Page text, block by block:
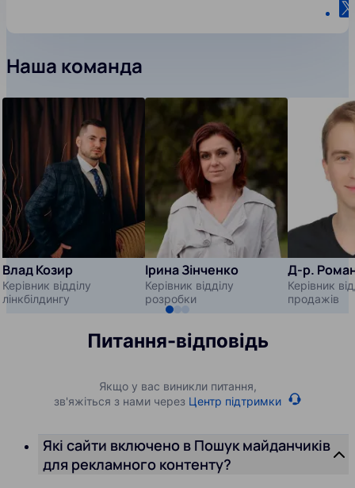
Наша команда
Влад Козир
Керівник відділу
лінкбілдингу
Ірина Зінченко
Керівник відділу
розробки
Д-р.
Керівник
продажів
Питання-відповідь
Якщо у вас виникли питання,
зв'яжіться з нами через Центр підтримки
Які сайти включено в Пошук майданчиків
для рекламного контенту?